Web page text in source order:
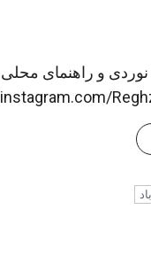
و راهنمای